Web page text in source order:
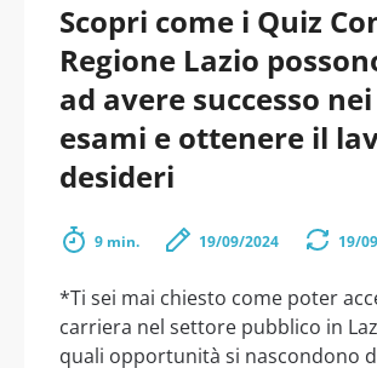
Scopri come i Quiz
Regione Lazio
ad avere successo
esami e ottenere il
desideri
9 min. 19/09/2024 19/
*Ti sei mai chiesto come poter
carriera nel settore pubblico in
quali opportunità si nascondono